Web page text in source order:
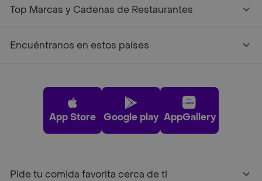
Top Marcas y Cadenas de Restaurantes
Encuéntranos en estos países
App Store Google play AppGallery
Pide tu comida favorita cerca de ti